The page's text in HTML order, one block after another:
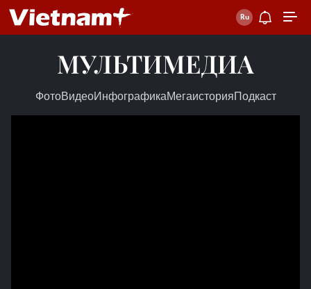
МУЛЬТИМЕДИА
ФотоВидеоИнфографикаМегаисторияПодкаст